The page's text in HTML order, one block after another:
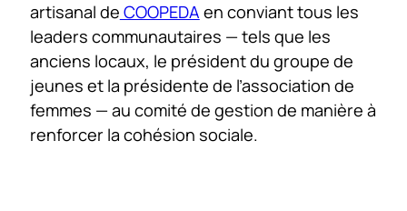
artisanal de COOPEDA en conviant tous les
leaders communautaires — tels que les
anciens locaux, le président du groupe de
jeunes et la présidente de l’association de
femmes — au comité de gestion de manière à
renforcer la cohésion sociale.